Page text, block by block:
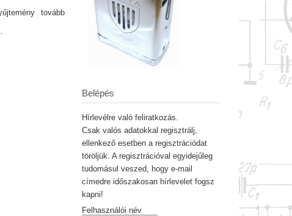
tovább
Belépés
Hírlevélre való feliratkozás.
Csak valós adatokkal regisztrálj,
ellenkező esetben a regisztrációdat
töröljük. A regisztrációval egyidejűleg
tudomásul veszed, hogy e-mail
címedre időszakosan hírlevelet fogsz
kapni!
Felhasználói név